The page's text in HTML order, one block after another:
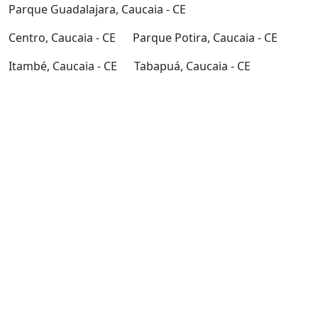
Parque Guadalajara, Caucaia - CE
Centro, Caucaia - CE
Parque Potira, Caucaia - CE
Itambé, Caucaia - CE
Tabapuá, Caucaia - CE